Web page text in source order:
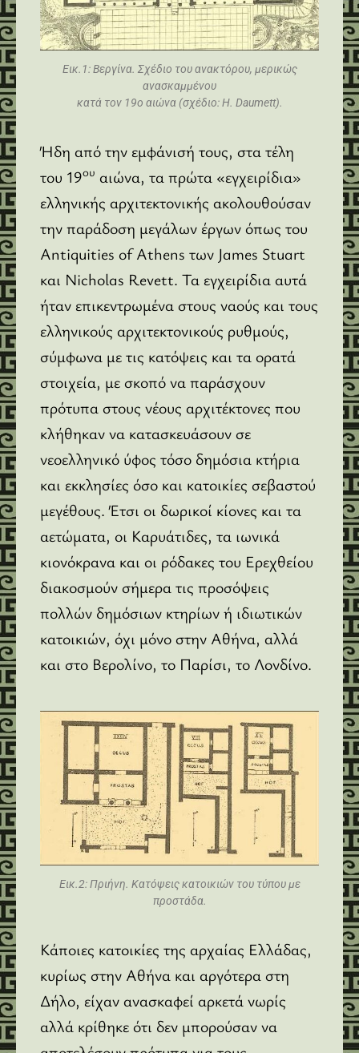
Εικ.1: Βεργίνα. Σχέδιο του ανακτόρου, μερικώς
ανασκαμμένου
κατά τον 19ο αιώνα (σχέδιο: H. Daumett).
Ήδη από την εμφάνισή τους, στα τέλη
του 19ου αιώνα, τα πρώτα «εγχειρίδια»
ελληνικής αρχιτεκτονικής ακολουθούσαν
την παράδοση μεγάλων έργων όπως του
Antiquities of Athens των James Stuart
και Nicholas Revett. Τα εγχειρίδια αυτά
ήταν επικεντρωμένα στους ναούς και τους
ελληνικούς αρχιτεκτονικούς ρυθμούς,
σύμφωνα με τις κατόψεις και τα ορατά
στοιχεία, με σκοπό να παράσχουν
πρότυπα στους νέους αρχιτέκτονες που
κλήθηκαν να κατασκευάσουν σε
νεοελληνικό ύφος τόσο δημόσια κτήρια
και εκκλησίες όσο και κατοικίες σεβαστού
μεγέθους. Έτσι οι δωρικοί κίονες και τα
αετώματα, οι Καρυάτιδες, τα ιωνικά
κιονόκρανα και οι ρόδακες του Ερεχθείου
διακοσμούν σήμερα τις προσόψεις
πολλών δημόσιων κτηρίων ή ιδιωτικών
κατοικιών, όχι μόνο στην Αθήνα, αλλά
και στο Βερολίνο, το Παρίσι, το Λονδίνο.
Εικ.2: Πριήνη. Κατόψεις κατοικιών του τύπου με
προστάδα.
Κάποιες κατοικίες της αρχαίας Ελλάδας,
κυρίως στην Αθήνα και αργότερα στη
Δήλο, είχαν ανασκαφεί αρκετά νωρίς
αλλά κρίθηκε ότι δεν μπορούσαν να